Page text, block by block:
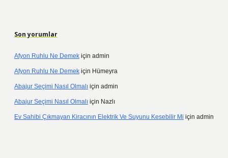
Son yorumlar
Afyon Ruhlu Ne Demek için admin
Afyon Ruhlu Ne Demek için Hümeyra
Abajur Seçimi Nasıl Olmalı için admin
Abajur Seçimi Nasıl Olmalı için Nazlı
Ev Sahibi Çıkmayan Kiracının Elektrik Ve Suyunu Kesebilir Mi için admin